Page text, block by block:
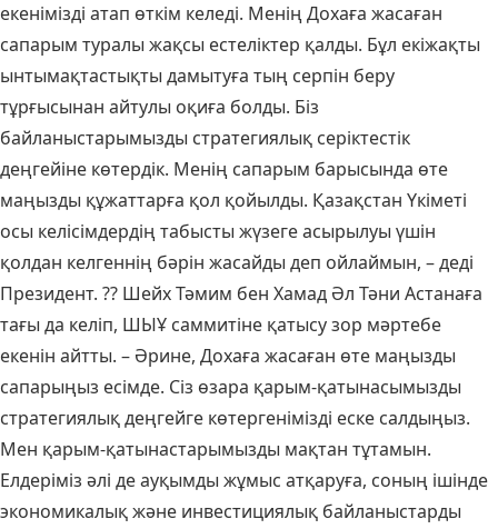
екенімізді атап өткім келеді. Менің Дохаға жасаған
сапарым туралы жақсы естеліктер қалды. Бұл екіжақты
ынтымақтастықты дамытуға тың серпін беру
тұрғысынан айтулы оқиға болды. Біз
байланыстарымызды стратегиялық серіктестік
деңгейіне көтердік. Менің сапарым барысында өте
маңызды құжаттарға қол қойылды. Қазақстан Үкіметі
осы келісімдердің табысты жүзеге асырылуы үшін
қолдан келгеннің бәрін жасайды деп ойлаймын, – деді
Президент. ?? Шейх Тәмим бен Хамад Әл Тәни Астанаға
тағы да келіп, ШЫҰ саммитіне қатысу зор мәртебе
екенін айтты. – Әрине, Дохаға жасаған өте маңызды
сапарыңыз есімде. Сіз өзара қарым-қатынасымызды
стратегиялық деңгейге көтергенімізді еске салдыңыз.
Мен қарым-қатынастарымызды мақтан тұтамын.
Елдеріміз әлі де ауқымды жұмыс атқаруға, соның ішінде
экономикалық және инвестициялық байланыстарды